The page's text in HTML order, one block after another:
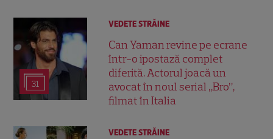
31
VEDETE STRĂINE
Can Yaman revine pe ecrane
într-o ipostază complet
diferită. Actorul joacă un
avocat în noul serial „Bro”,
filmat în Italia
VEDETE STRĂINE